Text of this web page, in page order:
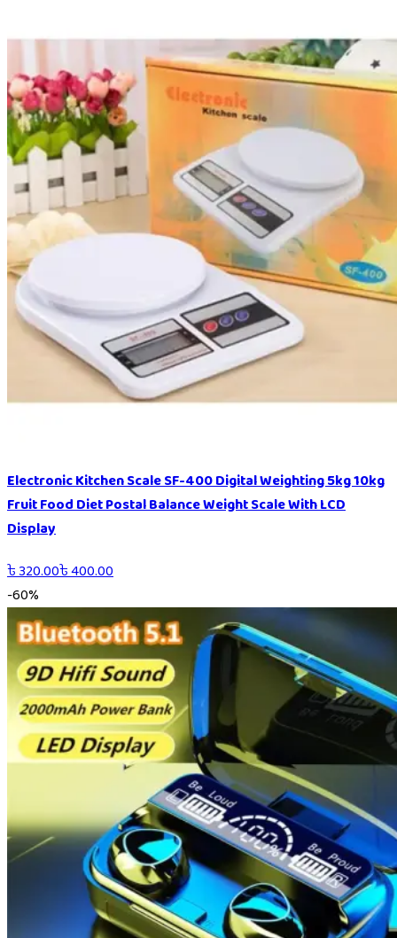
Electronic Kitchen Scale SF-400 Digital Weighting 5kg 10kg
Fruit Food Diet Postal Balance Weight Scale With LCD
Display
৳320.00৳400.00
-60%